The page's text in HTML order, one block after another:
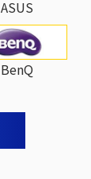
ASUS
BenQ